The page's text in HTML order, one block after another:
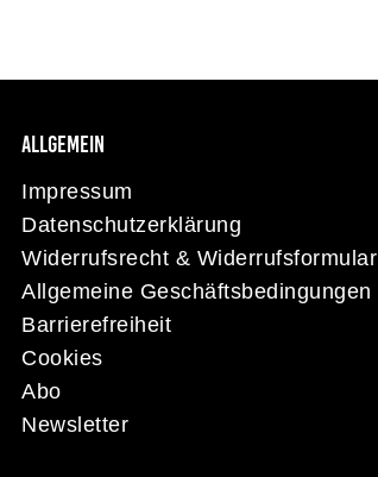
allgemein
Impressum
Datenschutzerklärung
Widerrufsrecht & Widerrufsformular
Allgemeine Geschäftsbedingungen
Barrierefreiheit
Cookies
Abo
Newsletter